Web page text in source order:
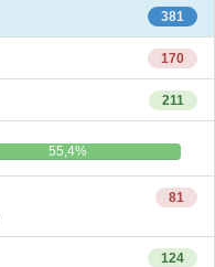
381
170
211
55,4%
81
124